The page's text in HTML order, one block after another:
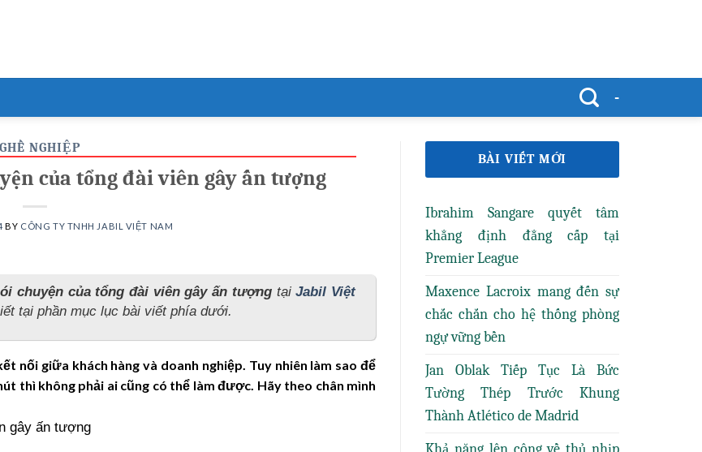
-
NGHIỆP
của tổng đài viên gây ấn tượng
BY CÔNG TY TNHH JABIL VIỆT NAM
chuyện của tổng đài viên gây ấn tượngtạiJabil Việt
tại phần mục lục bài viết phía dưới.
nối giữa khách hàng và doanh nghiệp. Tuy nhiên làm sao để
thì không phải ai cũng có thể làm được. Hãy theo chân mình
BÀI VIẾT MỚI
Ibrahim Sangare quyết tâm
khẳng định đẳng cấp tại
Premier League
Maxence Lacroix mang đến sự
chắc chắn cho hệ thống phòng
ngự vững bền
Jan Oblak Tiếp Tục Là Bức
Tường Thép Trước Khung
Thành Atlético de Madrid